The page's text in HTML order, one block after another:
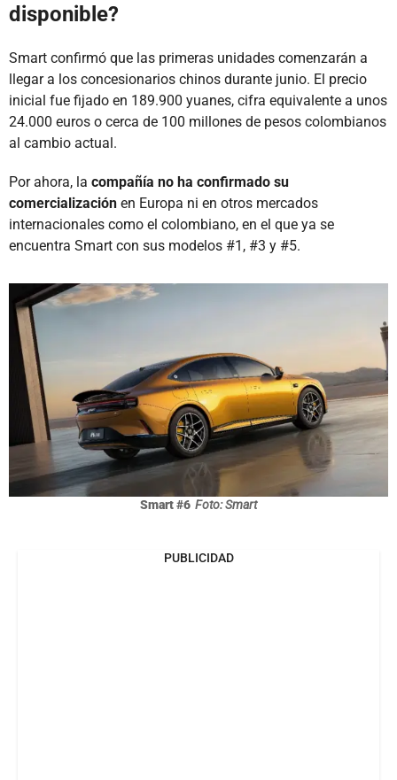
disponible?
Smart confirmó que las primeras unidades comenzarán a
llegar a los concesionarios chinos durante junio. El precio
inicial fue fijado en 189.900 yuanes, cifra equivalente a unos
24.000 euros o cerca de 100 millones de pesos colombianos
al cambio actual.
Por ahora, la compañía no ha confirmado su
comercialización en Europa ni en otros mercados
internacionales como el colombiano, en el que ya se
encuentra Smart con sus modelos #1, #3 y #5.
Smart #6 Foto: Smart
PUBLICIDAD